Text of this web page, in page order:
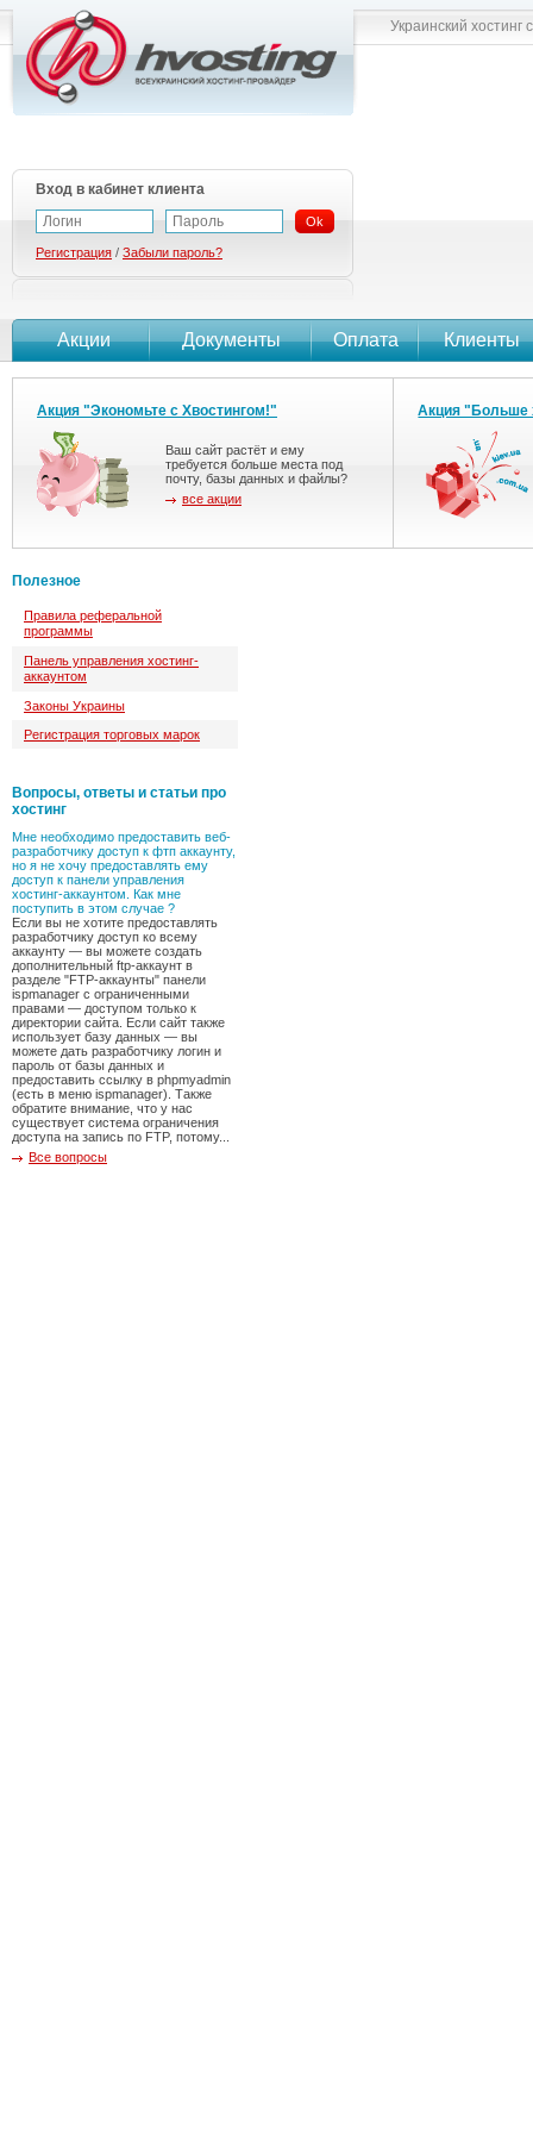
Акции Документы Оплата Клиенты
Украинский
Вход в кабинет клиента
Ok
Регистрация / Забыли пароль?
Акция "Экономьте с Хвостингом!"
Ваш сайт растёт и ему
требуется больше места под
почту, базы данных и файлы?
все акции
Акция "Больше
Полезное
Правила реферальной
программы
Панель управления хостинг-
аккаунтом
Законы Украины
Регистрация торговых марок
Вопросы, ответы и статьи про
хостинг
Мне необходимо предоставить веб-
разработчику доступ к фтп аккаунту,
но я не хочу предоставлять ему
доступ к панели управления
хостинг-аккаунтом. Как мне
поступить в этом случае ?
Если вы не хотите предоставлять
разработчику доступ ко всему
аккаунту — вы можете создать
дополнительный ftp-аккаунт в
разделе "FTP-аккаунты" панели
ispmanager с ограниченными
правами — доступом только к
директории сайта. Если сайт также
использует базу данных — вы
можете дать разработчику логин и
пароль от базы данных и
предоставить ссылку в phpmyadmin
(есть в меню ispmanager). Также
обратите внимание, что у нас
существует система ограничения
доступа на запись по FTP, потому...
Все вопросы